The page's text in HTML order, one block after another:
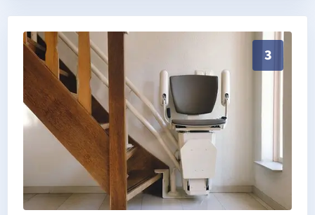
3
Schneller, sauberer Einbau durch zertifizierte